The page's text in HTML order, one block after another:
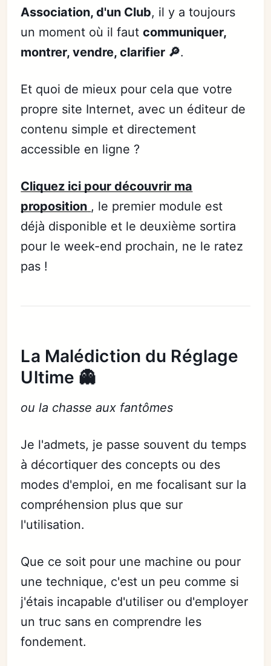
Association, d'un Club, il y a toujours
un moment où il fautcommuniquer,
montrer, vendre, clarifier 🔎.
Et quoi de mieux pour cela que votre
propre site Internet, avec un éditeur de
contenu simple et directement
accessible en ligne ?
Cliquez ici pour découvrir ma
proposition , le premier module est
déjà disponible et le deuxième sortira
pour le week-end prochain, ne le ratez
pas !
La Malédiction du Réglage
Ultime 👻
ou la chasse aux fantômes
Je l'admets, je passe souvent du temps
à décortiquer des concepts ou des
modes d'emploi, en me focalisant sur la
compréhension plus que sur
l'utilisation.
Que ce soit pour une machine ou pour
une technique, c'est un peu comme si
j'étais incapable d'utiliser ou d'employer
un truc sans en comprendre les
fondement.